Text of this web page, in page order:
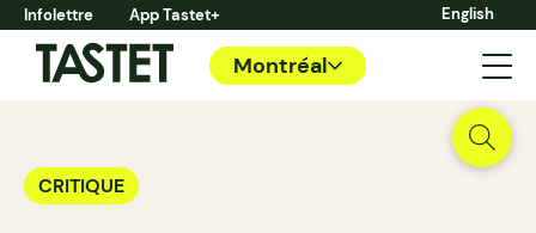
Infolettre App Tastet+ English
Montréal
CRITIQUE